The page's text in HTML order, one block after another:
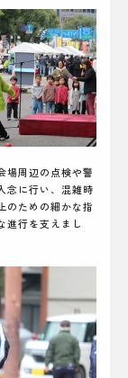
場周辺の点検や警
念に行い、混雑時
のための細かな指
進行を支えまし